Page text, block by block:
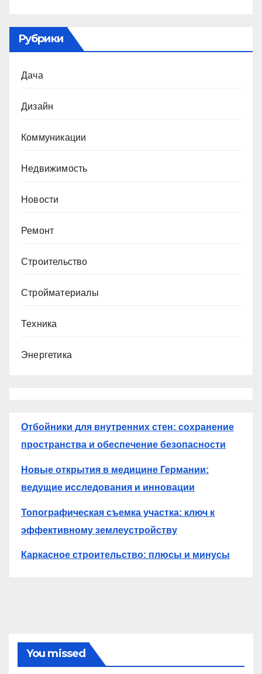
Рубрики
Дача
Дизайн
Коммуникации
Недвижимость
Новости
Ремонт
Строительство
Стройматериалы
Техника
Энергетика
Отбойники для внутренних стен: сохранение
пространства и обеспечение безопасности
Новые открытия в медицине Германии:
ведущие исследования и инновации
Топографическая съемка участка: ключ к
эффективному землеустройству
Каркасное строительство: плюсы и минусы
You missed